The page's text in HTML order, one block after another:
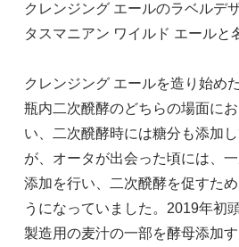
クレンジング エールのラベルデ
タスマニアン ワイルド エールと
クレンジング エールを造り始め
瓶内二次醗酵のどちらの場面に
い、二次醗酵時には糖分も添加
が、オータが出会った頃には、
添加を行い、二次醗酵を促すた
うになっていました。2019年初
製造用の麦汁の一部を酵母添加